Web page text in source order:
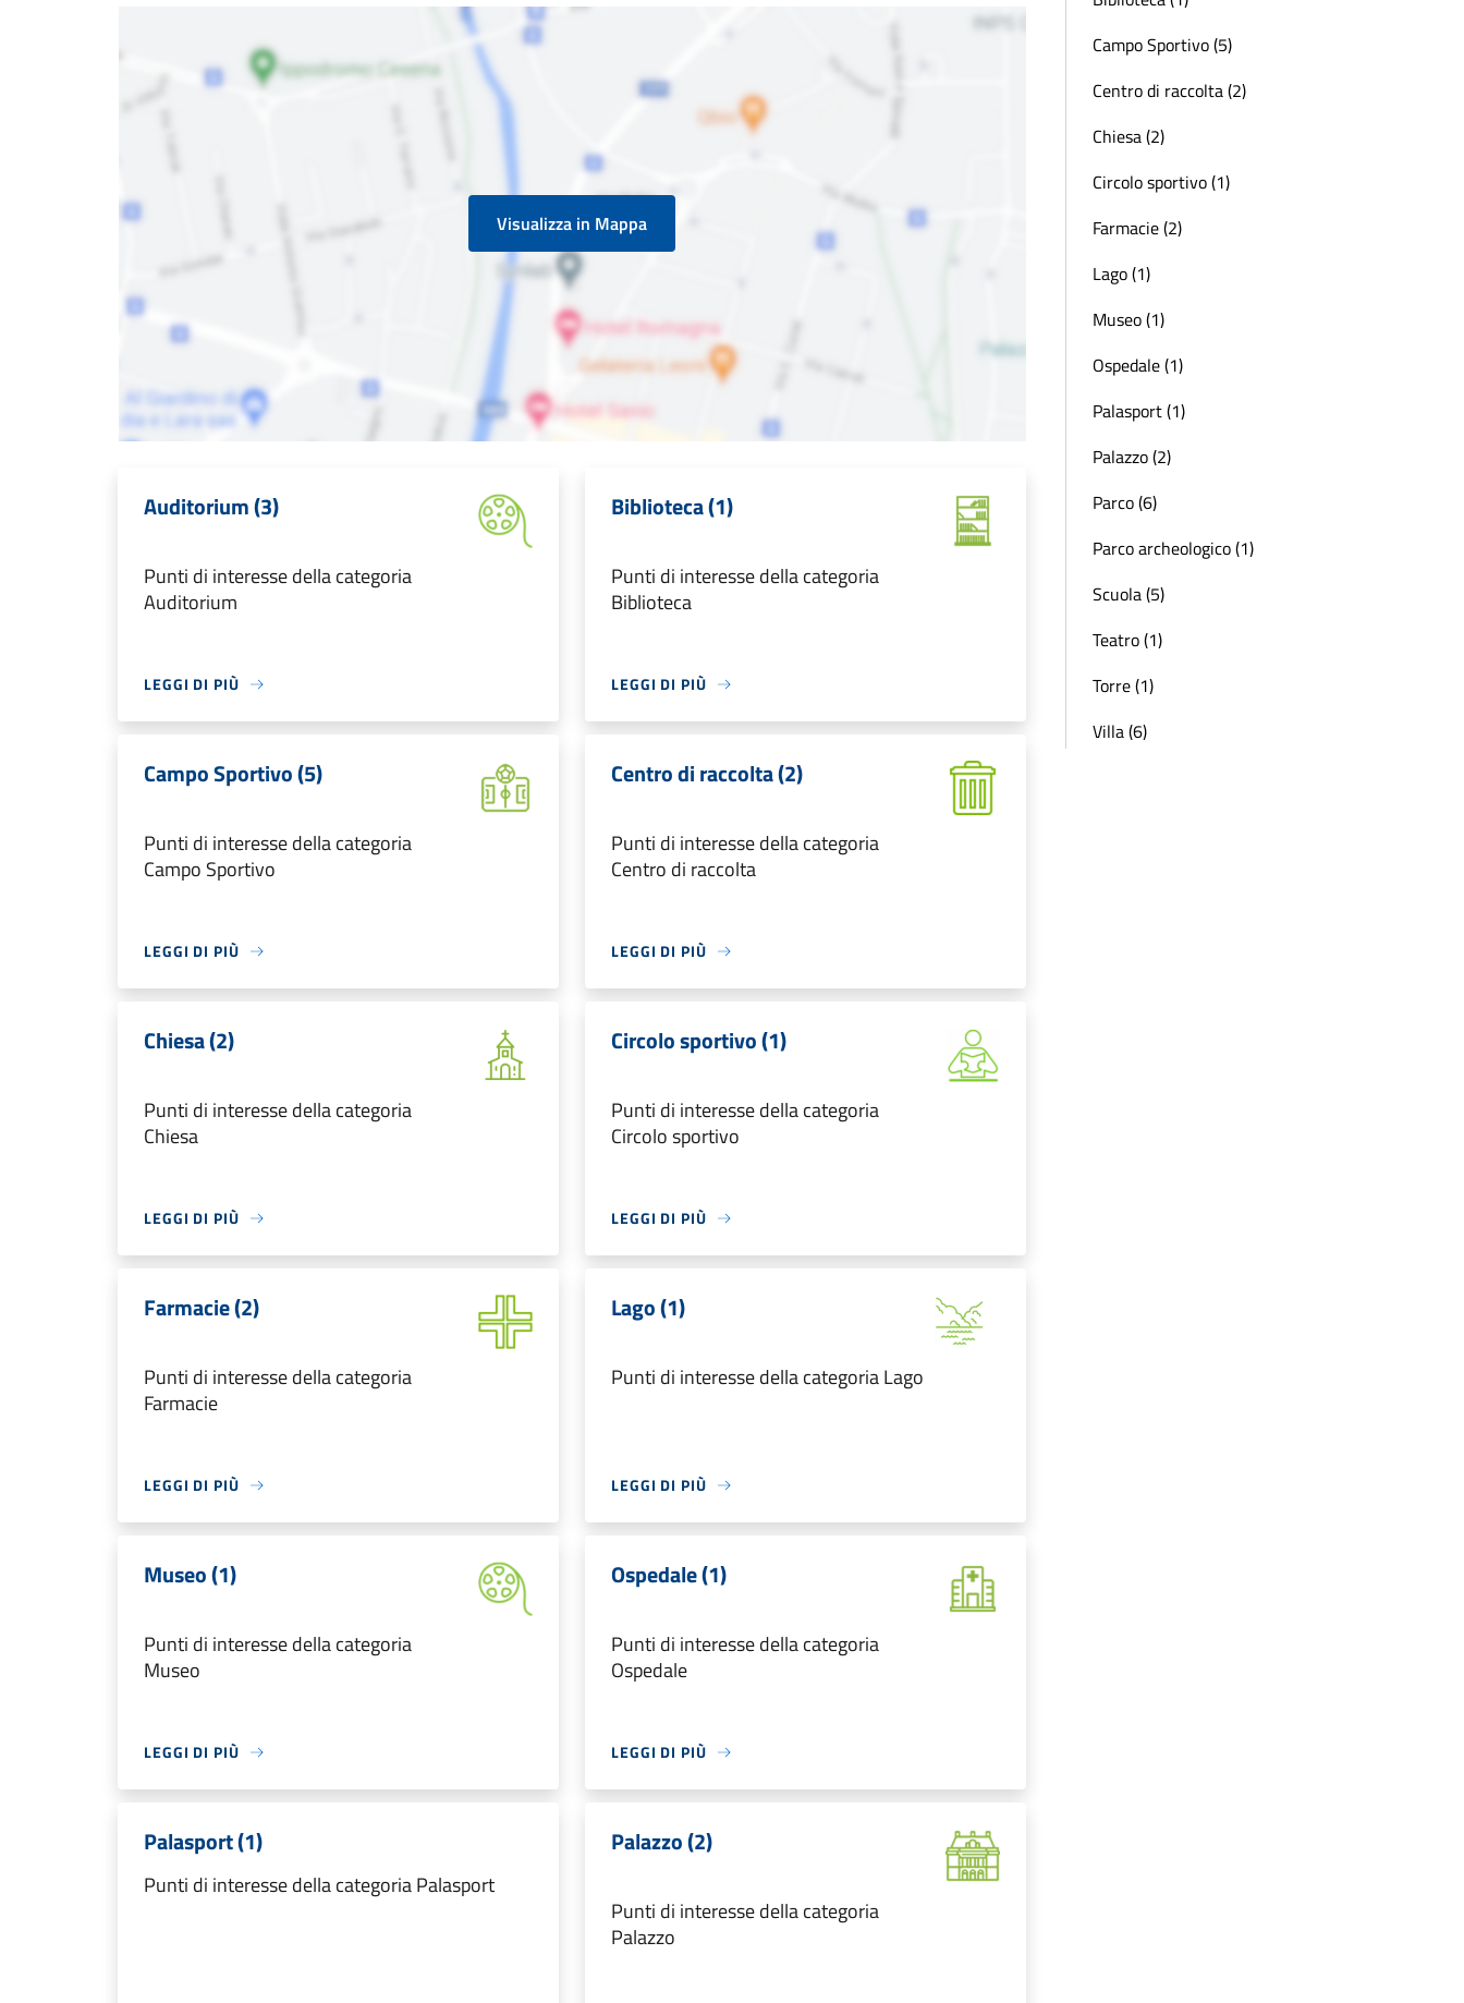
Visualizza in Mappa
Auditorium (3)
Punti di interesse della categoria
Auditorium
LEGGI DI PIÙ
Biblioteca (1)
Punti di interesse della categoria
Biblioteca
LEGGI DI PIÙ
Campo Sportivo (5)
Punti di interesse della categoria
Campo Sportivo
LEGGI DI PIÙ
Centro di raccolta (2)
Punti di interesse della categoria
Centro di raccolta
LEGGI DI PIÙ
Chiesa (2)
Punti di interesse della categoria
Chiesa
LEGGI DI PIÙ
Circolo sportivo (1)
Punti di interesse della categoria
Circolo sportivo
LEGGI DI PIÙ
Farmacie (2)
Punti di interesse della categoria
Farmacie
LEGGI DI PIÙ
Lago (1)
Punti di interesse della categoria Lago
LEGGI DI PIÙ
Museo (1)
Punti di interesse della categoria
Museo
LEGGI DI PIÙ
Ospedale (1)
Punti di interesse della categoria
Ospedale
LEGGI DI PIÙ
Palasport (1)
Punti di interesse della categoria Palasport
Palazzo (2)
Punti di interesse della categoria
Palazzo
Campo Sportivo (5)
Centro di raccolta (2)
Chiesa (2)
Circolo sportivo (1)
Farmacie (2)
Lago (1)
Museo (1)
Ospedale (1)
Palasport (1)
Palazzo (2)
Parco (6)
Parco archeologico (1)
Scuola (5)
Teatro (1)
Torre (1)
Villa (6)